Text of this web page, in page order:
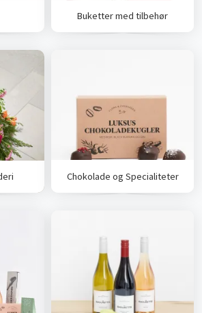
Buketter med tilbehør
Chokolade og Specialiteter